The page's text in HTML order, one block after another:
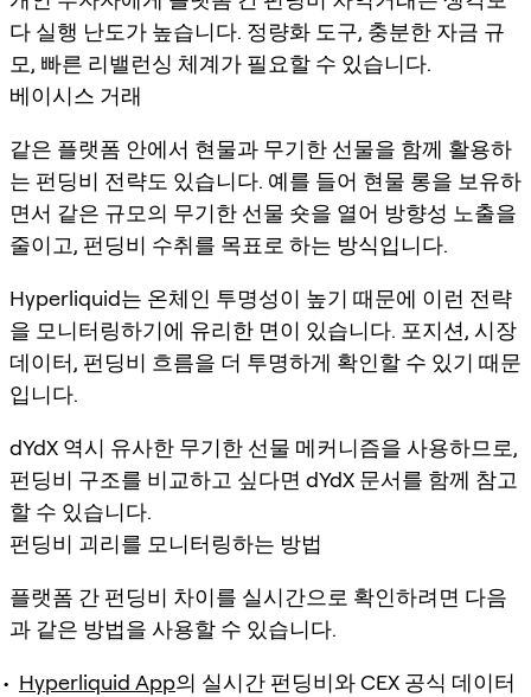
다 실행 난도가 높습니다. 정량화 도구, 충분한 자금 규
모, 빠른 리밸런싱 체계가 필요할 수 있습니다.
베이시스 거래
같은 플랫폼 안에서 현물과 무기한 선물을 함께 활용하
는 펀딩비 전략도 있습니다. 예를 들어 현물 롱을 보유하
면서 같은 규모의 무기한 선물 숏을 열어 방향성 노출을
줄이고, 펀딩비 수취를 목표로 하는 방식입니다.
Hyperliquid는 온체인 투명성이 높기 때문에 이런 전략
을 모니터링하기에 유리한 면이 있습니다. 포지션, 시장
데이터, 펀딩비 흐름을 더 투명하게 확인할 수 있기 때문
입니다.
dYdX 역시 유사한 무기한 선물 메커니즘을 사용하므로,
펀딩비 구조를 비교하고 싶다면 dYdX 문서를 함께 참고
할 수 있습니다.
펀딩비 괴리를 모니터링하는 방법
플랫폼 간 펀딩비 차이를 실시간으로 확인하려면 다음
과 같은 방법을 사용할 수 있습니다.
Hyperliquid App의 실시간 펀딩비와 CEX 공식 데이터